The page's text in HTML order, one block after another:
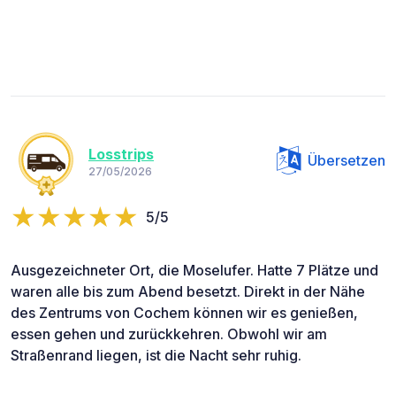
Losstrips
27/05/2026
Übersetzen
5/5
Ausgezeichneter Ort, die Moselufer. Hatte 7 Plätze und
waren alle bis zum Abend besetzt. Direkt in der Nähe
des Zentrums von Cochem können wir es genießen,
essen gehen und zurückkehren. Obwohl wir am
Straßenrand liegen, ist die Nacht sehr ruhig.